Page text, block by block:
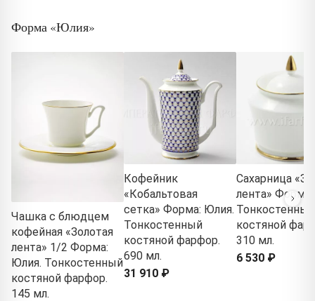
Форма «Юлия»
Чашка с блюдцем
кофейная «Золотая
лента» 1/2 Форма:
Юлия. Тонкостенный
костяной фарфор.
145 мл.
Кофейник
«Кобальтовая
сетка» Форма: Юлия.
Тонкостенный
костяной фарфор.
690 мл.
31 910 ₽
Сахарница
лента»
Тонкостенный
костяной
310 мл.
6 530 ₽